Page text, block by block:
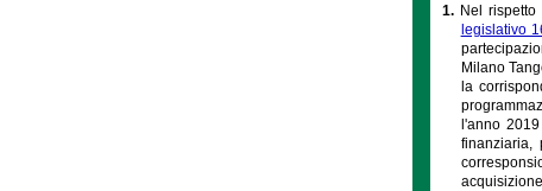
1. Nel rispetto
legislativo
Milano
la
l'anno